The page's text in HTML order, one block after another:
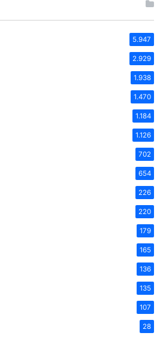
5.947
2.929
1.938
1.470
1.184
1.126
702
654
226
220
179
165
136
135
107
28